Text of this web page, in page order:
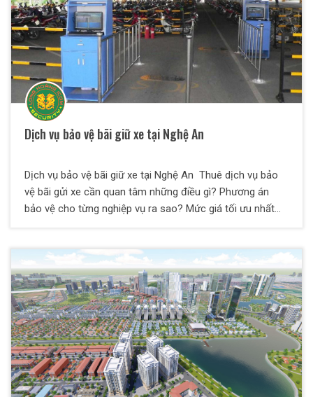
Dịch vụ bảo vệ bãi giữ xe tại Nghệ An
Dịch vụ bảo vệ bãi giữ xe tại Nghệ An Thuê dịch vụ bảo
vệ bãi gửi xe cần quan tâm những điều gì? Phương án
bảo vệ cho từng nghiệp vụ ra sao? Mức giá tối ưu nhất
toàn bộ các thắc mắc trên dành cho quý vị. Cùng chúng
tôi tìm hiểu chi tiết nhé.